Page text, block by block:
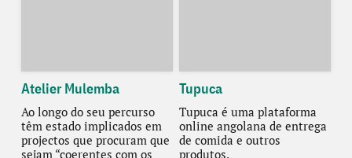
Atelier Mulemba
Ao longo do seu percurso
têm estado implicados em
projectos que procuram que
sejam “coerentes com os
Tupuca
Tupuca é uma plataforma
online angolana de entrega
de comida e outros
produtos.